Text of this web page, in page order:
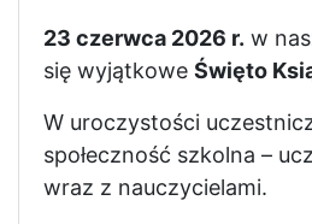
23 czerwca 2026 r. w
się wyjątkowe Święto
W uroczystości
społeczność szkolna –
wraz z nauczycielami.